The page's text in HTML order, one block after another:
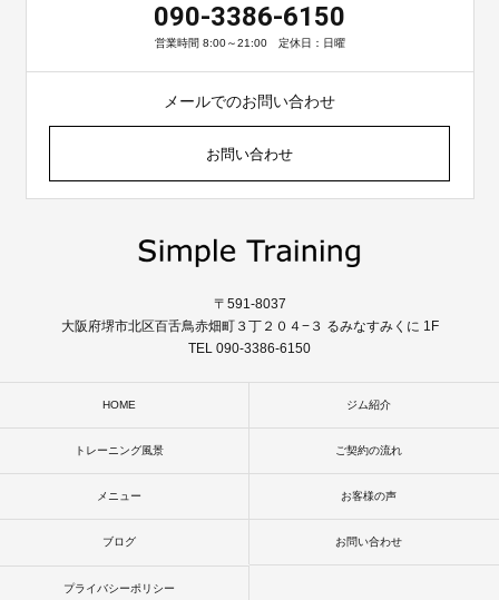
090-3386-6150
営業時間 8:00～21:00 定休日：日曜
メールでのお問い合わせ
お問い合わせ
〒591-8037
大阪府堺市北区百舌鳥赤畑町３丁２０４−３ るみなすみくに 1F
TEL 090-3386-6150
HOME ジム紹介
トレーニング風景 ご契約の流れ
メニュー お客様の声
ブログ お問い合わせ
プライバシーポリシー